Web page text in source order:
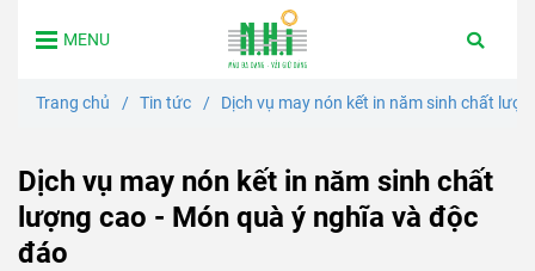
MENU
Trang chủ / Tin tức / Dịch vụ may nón kết in năm sinh chất
Dịch vụ may nón kết in năm sinh chất
lượng cao - Món quà ý nghĩa và độc
đáo